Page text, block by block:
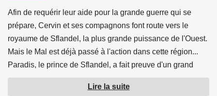
Afin de requérir leur aide pour la grande guerre qui se
prépare, Cervin et ses compagnons font route vers le
royaume de Sflandel, la plus grande puissance de l'Ouest.
Mais le Mal est déjà passé à l'action dans cette région...
Paradis, le prince de Sflandel, a fait preuve d'un grand
courage pour protéger son peuple. Mais le monde entre
dans une période de turbulences et de bouleversements...
Lire la suite